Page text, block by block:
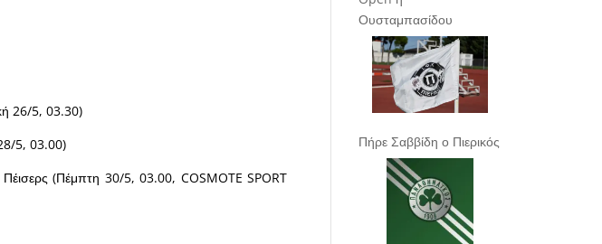
26/5, 03.30)
5, 03.00)
Πέισερς (Πέμπτη 30/5, 03.00, COSMOTE SPORT
Ουσταμπασίδου
Πήρε Σαββίδη ο Πιερικός